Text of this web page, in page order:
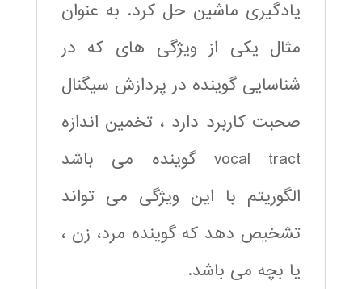
یادگیری ماشین حل کرد. به عنوان
مثال یکی از ویژگی های که در
شناسایی گوینده در پردازش سیگنال
صحبت کاربرد دارد ، تخمین اندازه
vocal tract گوینده می باشد
الگوریتم با این ویژگی می تواند
تشخیص دهد که گوینده مرد، زن ،
یا بچه می باشد.